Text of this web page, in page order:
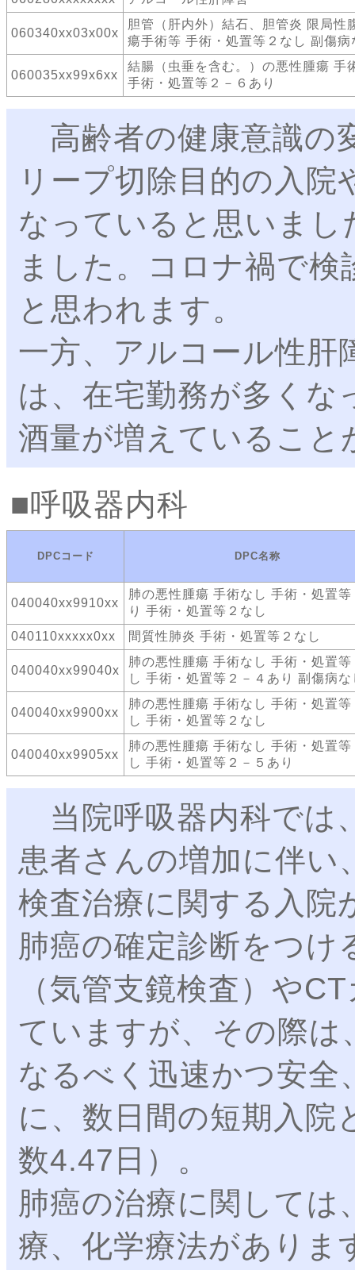
060340xx03x00x
胆管（肝内外）結石、胆管炎 限局性
瘍手術等 手術・処置等２なし 副傷病
060035xx99x6xx
結腸（虫垂を含む。）の悪性腫瘍 手
手術・処置等２－６あり
高齢者の健康意識の
リープ切除目的の入
なっていると思いま
ました。コロナ禍で
と思われます。
一方、アルコール性肝
は、在宅勤務が多くな
酒量が増えていること
呼吸器内科
DPCコード DPC名称
040040xx9910xx
肺の悪性腫瘍 手術なし 手術・処置等
り 手術・処置等２なし
040110xxxxx0xx
間質性肺炎 手術・処置等２なし
040040xx99040x
肺の悪性腫瘍 手術なし 手術・処置等
し 手術・処置等２－４あり 副傷病な
040040xx9900xx
肺の悪性腫瘍 手術なし 手術・処置等
し 手術・処置等２なし
040040xx9905xx
肺の悪性腫瘍 手術なし 手術・処置等
し 手術・処置等２－５あり
当院呼吸器内科では
患者さんの増加に伴い
検査治療に関する入院
肺癌の確定診断をつけ
（気管支鏡検査）や
ていますが、その際
なるべく迅速かつ安全
に、数日間の短期入院
数4.47日）。
肺癌の治療に関しては
療、化学療法がありま